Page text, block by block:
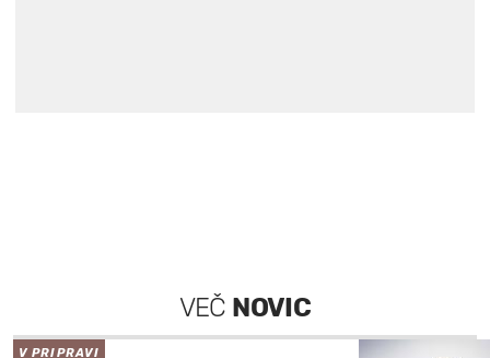
VEČ NOVIC
V PRIPRAVI